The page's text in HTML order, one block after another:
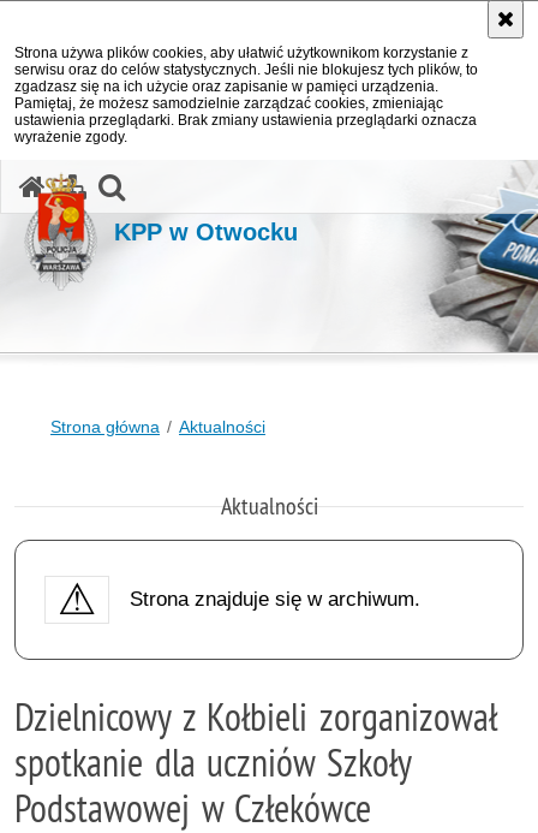
Strona używa plików cookies, aby ułatwić użytkownikom korzystanie z
serwisu oraz do celów statystycznych. Jeśli nie blokujesz tych plików, to
zgadzasz się na ich użycie oraz zapisanie w pamięci urządzenia.
Pamiętaj, że możesz samodzielnie zarządzać cookies, zmieniając
ustawienia przeglądarki. Brak zmiany ustawienia przeglądarki oznacza
wyrażenie zgody.
KPP w Otwocku
Strona główna Aktualności
Aktualności
Strona znajduje się w archiwum.
Dzielnicowy z Kołbieli zorganizował
spotkanie dla uczniów Szkoły
Podstawowej w Człekówce